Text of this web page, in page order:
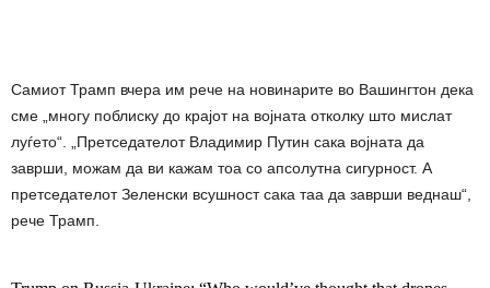
Самиот Трамп вчера им рече на новинарите во Вашингтон дека
сме „многу поблиску до крајот на војната отколку што мислат
луѓето“. „Претседателот Владимир Путин сака војната да
заврши, можам да ви кажам тоа со апсолутна сигурност. А
претседателот Зеленски всушност сака таа да заврши веднаш“,
рече Трамп.